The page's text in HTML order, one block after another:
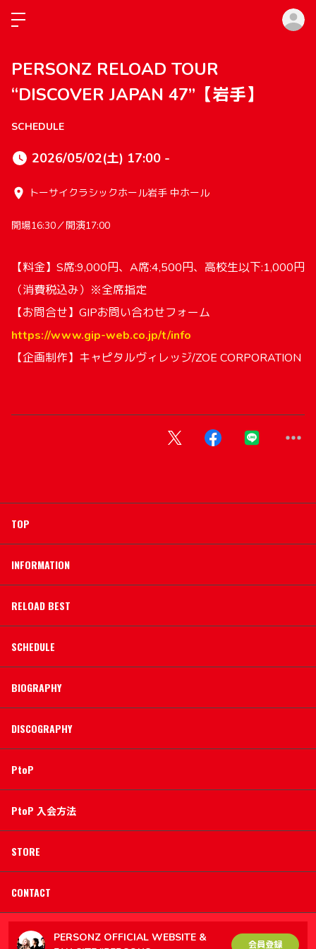
PERSONZ RELOAD TOUR
“DISCOVER JAPAN 47”【岩手】
SCHEDULE
2026/05/02(土) 17:00 -
トーサイクラシックホール岩手 中ホール
開場16:30／開演17:00
【料金】S席:9,000円、A席:4,500円、高校生以下:1,000円
（消費税込み）※全席指定
【お問合せ】GIPお問い合わせフォーム
https://www.gip-web.co.jp/t/info
【企画制作】キャピタルヴィレッジ/ZOE CORPORATION
TOP
INFORMATION
RELOAD BEST
SCHEDULE
BIOGRAPHY
DISCOGRAPHY
PtoP
PtoP 入会方法
STORE
CONTACT
PERSONZ OFFICIAL WEBSITE &
会員登録